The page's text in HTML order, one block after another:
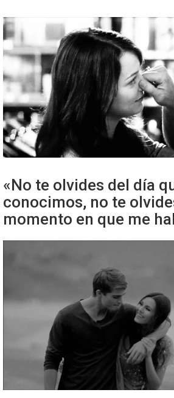
«No te olvides del día
conocimos, no te
momento en que me